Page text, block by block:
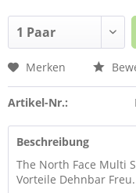
Merken
Artikel-Nr.:
Beschreibung
The North Face Multi
Vorteile Dehnbar